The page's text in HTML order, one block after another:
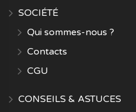
SOCIÉTÉ
Qui sommes-nous ?
Contacts
CGU
CONSEILS & ASTUCES